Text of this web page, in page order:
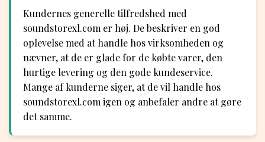
Kundernes generelle tilfredshed med
soundstorexl.com er høj. De beskriver en god
oplevelse med at handle hos virksomheden og
nævner, at de er glade for de købte varer, den
hurtige levering og den gode kundeservice.
Mange af kunderne siger, at de vil handle hos
soundstorexl.com igen og anbefaler andre at gøre
det samme.